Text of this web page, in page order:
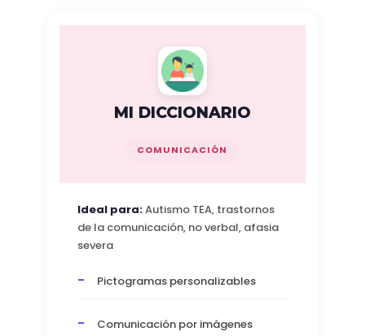
MI DICCIONARIO
COMUNICACIÓN
Ideal para:Autismo TEA, trastornos
de la comunicación, no verbal, afasia
severa
Pictogramas personalizables
Comunicación por imágenes